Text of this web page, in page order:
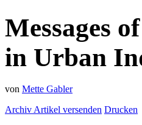
Messages
in Urban
von Mette Gabler
ArchivArtikel versenden Drucken